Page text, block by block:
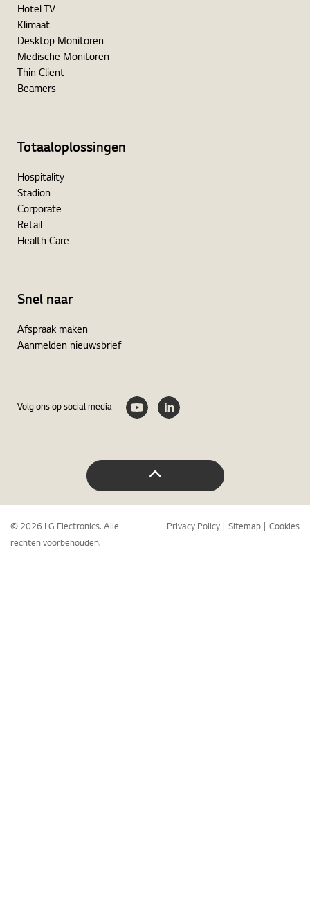
Hotel TV
Klimaat
Desktop Monitoren
Medische Monitoren
Thin Client
Beamers
Totaaloplossingen
Hospitality
Stadion
Corporate
Retail
Health Care
Snel naar
Afspraak maken
Aanmelden nieuwsbrief
Volg ons op social media
© 2026 LG Electronics. Alle
rechten voorbehouden.
Privacy Policy Sitemap Cookies